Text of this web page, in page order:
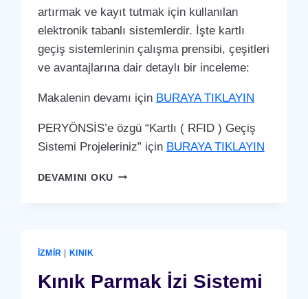
artırmak ve kayıt tutmak için kullanılan
elektronik tabanlı sistemlerdir. İşte kartlı
geçiş sistemlerinin çalışma prensibi, çeşitleri
ve avantajlarına dair detaylı bir inceleme:
Makalenin devamı için BURAYA TIKLAYIN
PERYÖNSİS’e özgü “Kartlı ( RFID ) Geçiş
Sistemi Projeleriniz” için BURAYA TIKLAYIN
DEVAMINI OKUKINIK
İZMIR | KINIK
Kınık Parmak İzi Sistemi